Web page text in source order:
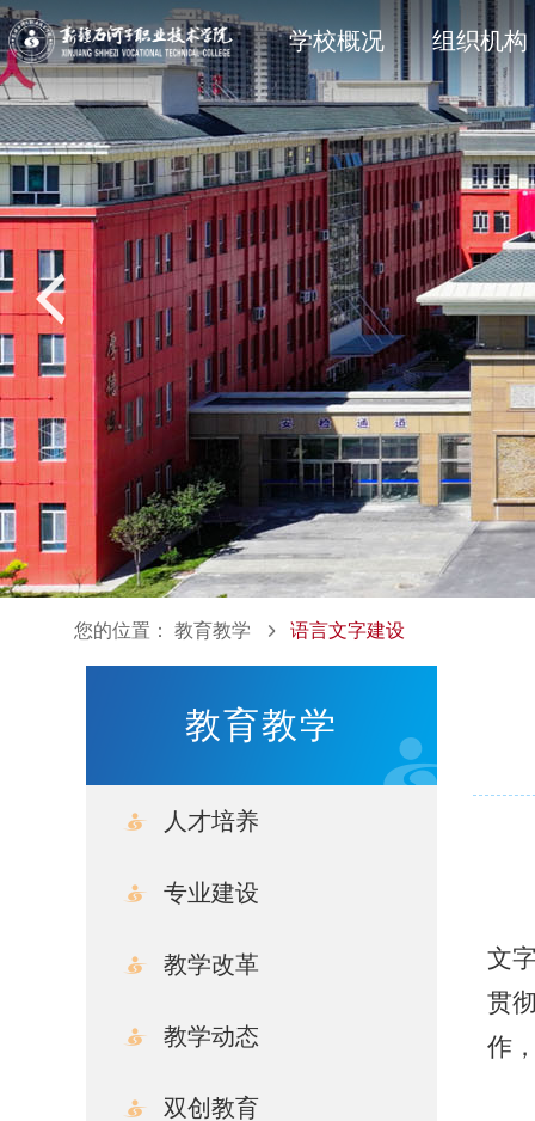
学校概况
学院简介 现任领导
校风校训
组织机构
石职动态 院部风采
媒体关注 石职印象
党建专题 思政育人
教学动态 双创教育
语言文字建设
学工处 共青团
科研动态 创新服
科协技术学会
招生专题 就业专题
信息公开法规与制度 主动公
信息公开其它
您的位置：教育教学 语言文字建设
教育教学
人才培养
专业建设
教学改革
教学动态
双创教育
文
贯
作